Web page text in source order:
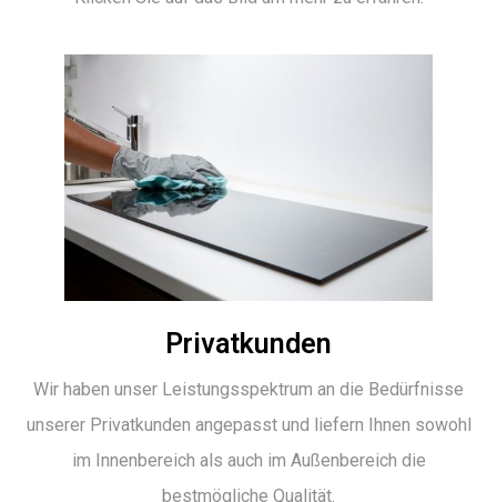
Privatkunden
Wir haben unser Leistungsspektrum an die Bedürfnisse
unserer Privatkunden angepasst und liefern Ihnen sowohl
im Innenbereich als auch im Außenbereich die
bestmögliche Qualität.